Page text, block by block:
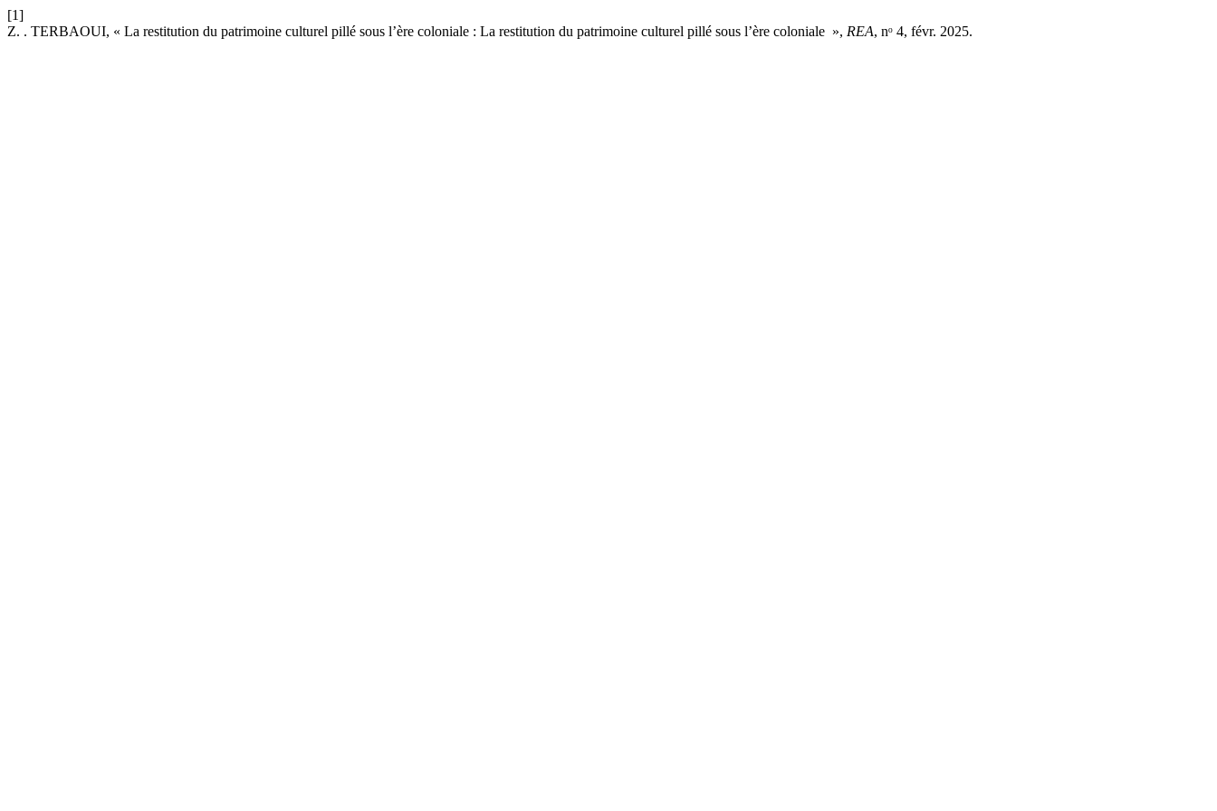
[1]
Z. . TERBAOUI, « La restitution du patrimoine culturel pillé sous l’ère coloniale : La restitution du patrimoine culturel pillé sous l’ère coloniale », REA, nᵒ 4, févr. 2025.